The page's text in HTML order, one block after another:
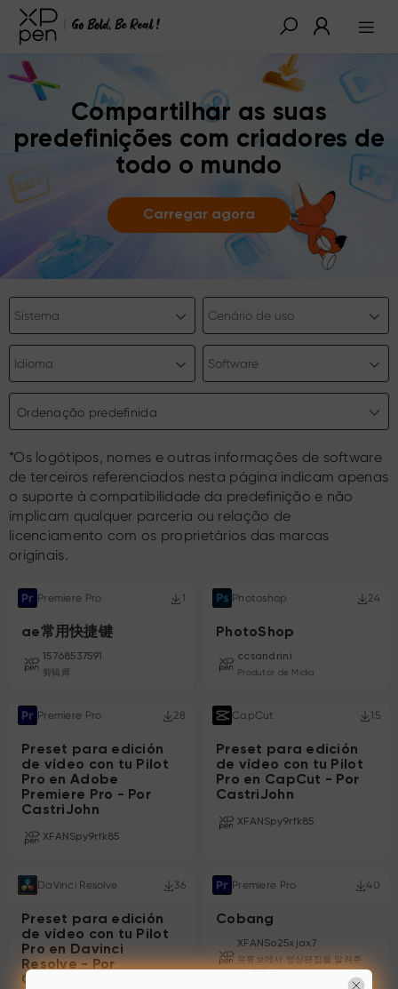
Compartilhar as suas
predefinições com criadores de
todo o mundo
Carregar agora
Ordenação predefinida
*Os logótipos, nomes e outras informações de software
de terceiros referenciados nesta página indicam apenas
o suporte à compatibilidade da predefinição e não
implicam qualquer parceria ou relação de
licenciamento com os proprietários das marcas
originais.
Premiere Pro 1
ae常用快捷键
15768537591
剪辑师
Photoshop 24
PhotoShop
ccsandrini
Produtor de Midia
Premiere Pro 28
Preset para edición
de vídeo con tu Pilot
Pro en Adobe
Premiere Pro - Por
CastriJohn
XFANSpy9rfk85
CapCut 15
Preset para edición
de vídeo con tu Pilot
Pro en CapCut - Por
CastriJohn
XFANSpy9rfk85
DaVinci Resolve 36
Preset para edición
de vídeo con tu Pilot
Pro en Davinci
Resolve - Por
CastriJohn
Premiere Pro 40
Cobang
XFANSo25xjax7
유튜브에서 영상편집을 알려주
는 코빵！